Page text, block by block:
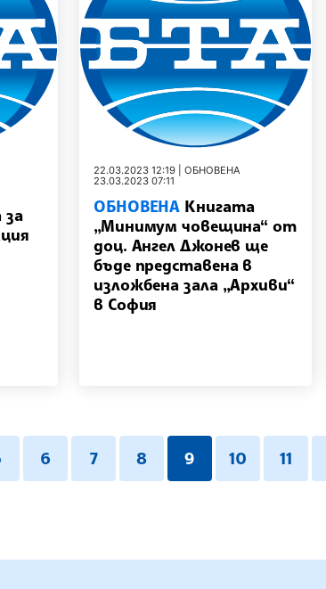
за
22.03.2023 12:19 | ОБНОВЕНА
23.03.2023 07:11
ОБНОВЕНА Книгата
„Минимум човещина“ от
доц. Ангел Джонев ще
бъде представена в
изложбена зала „Архиви“
в София
6 7 8 9 10 11